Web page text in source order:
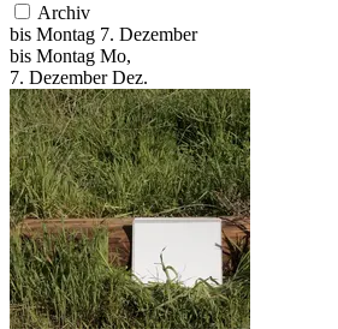
Archiv
bis Montag 7. Dezember
bis Montag Mo,
7. Dezember Dez.